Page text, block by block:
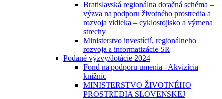
Bratislavská regionálna dotačná schéma –
výzva na podporu životného prostredia a
rozvoja vidieka – cyklostojisko a výmena
strechy
Ministerstvo investícií, regionálneho
rozvoja a informatizácie SR
Podané výzvy/dotácie 2024
Fond na podporu umenia - Akvizícia
knižníc
MINISTERSTVO ŽIVOTNÉHO
PROSTREDIA SLOVENSKEJ